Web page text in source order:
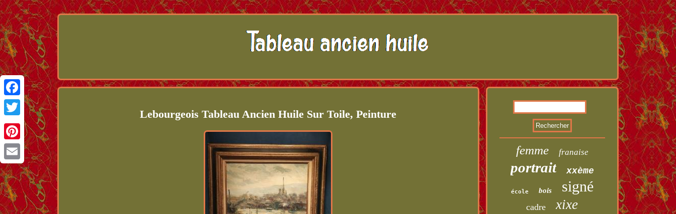
Facebook
Twitter
Pinterest
Email
Lebourgeois Tableau Ancien Huile Sur Toile, Peinture
femme franaise
portrait xxème
école bois signé
cadre xixe